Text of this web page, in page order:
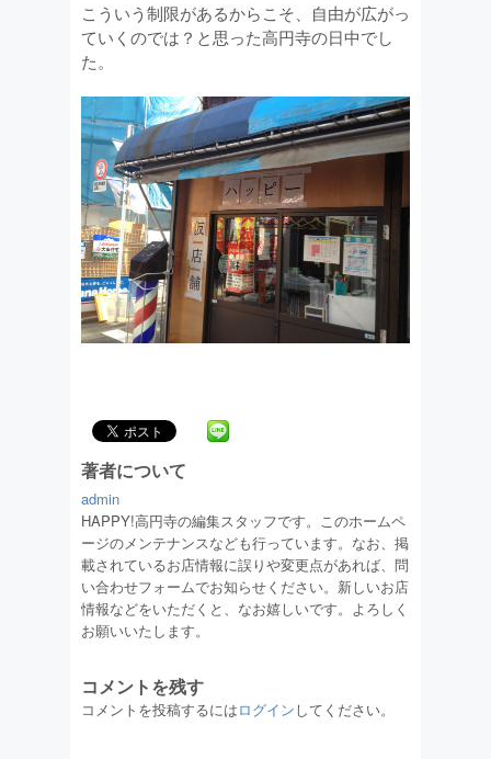
こういう制限があるからこそ、自由が広がっ
ていくのでは？と思った高円寺の日中でし
た。
著者について
admin
HAPPY!高円寺の編集スタッフです。このホームペ
ージのメンテナンスなども行っています。なお、掲
載されているお店情報に誤りや変更点があれば、問
い合わせフォームでお知らせください。新しいお店
情報などをいただくと、なお嬉しいです。よろしく
お願いいたします。
コメントを残す
コメントを投稿するにはログインしてください。